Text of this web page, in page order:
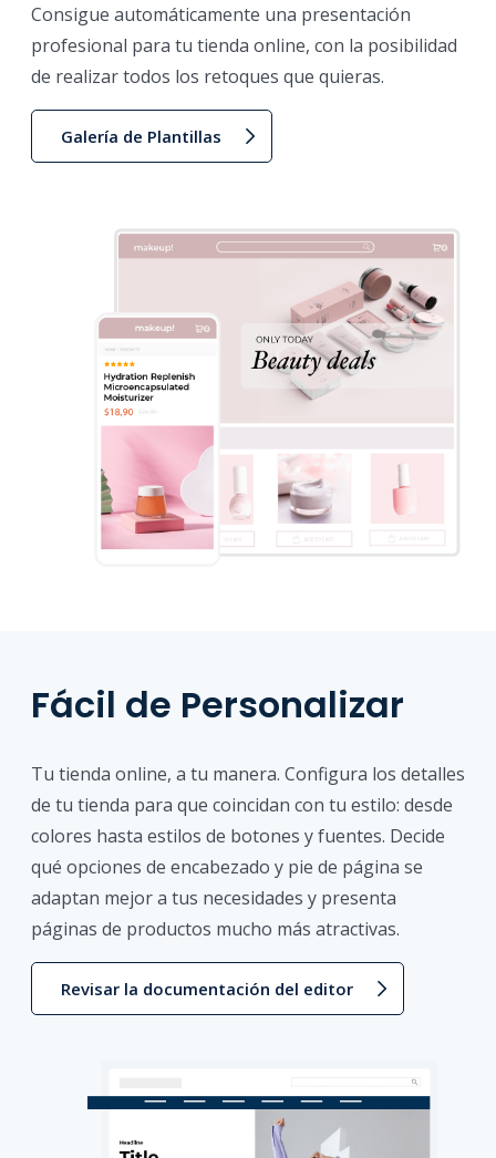
Consigue automáticamente una presentación
profesional para tu tienda online, con la posibilidad
de realizar todos los retoques que quieras.
Galería de Plantillas
Fácil de Personalizar
Tu tienda online, a tu manera. Configura los detalles
de tu tienda para que coincidan con tu estilo: desde
colores hasta estilos de botones y fuentes. Decide
qué opciones de encabezado y pie de página se
adaptan mejor a tus necesidades y presenta
páginas de productos mucho más atractivas.
Revisar la documentación del editor